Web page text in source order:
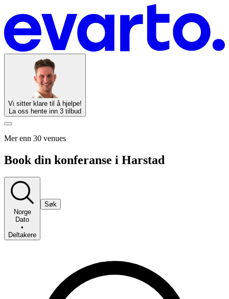
Vi sitter klare til å hjelpe!
La oss hente inn 3 tilbud
Mer enn 30 venues
Book din konferanse i Harstad
Norge
Dato
•
Deltakere
Søk